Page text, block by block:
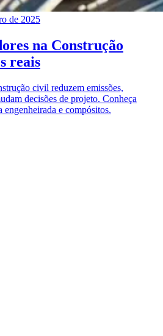
de 2025
na Construção
reais
civil reduzem emissões,
decisões de projeto. Conheça
e compósitos.